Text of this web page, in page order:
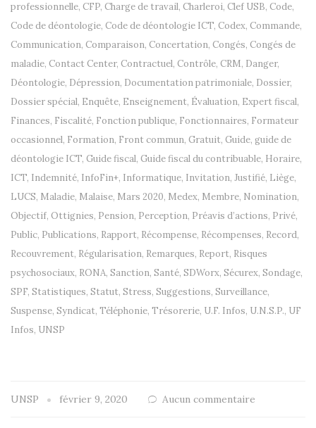
professionnelle, CFP, Charge de travail, Charleroi, Clef USB, Code,
Code de déontologie, Code de déontologie ICT, Codex, Commande,
Communication, Comparaison, Concertation, Congés, Congés de
maladie, Contact Center, Contractuel, Contrôle, CRM, Danger,
Déontologie, Dépression, Documentation patrimoniale, Dossier,
Dossier spécial, Enquête, Enseignement, Évaluation, Expert fiscal,
Finances, Fiscalité, Fonction publique, Fonctionnaires, Formateur
occasionnel, Formation, Front commun, Gratuit, Guide, guide de
déontologie ICT, Guide fiscal, Guide fiscal du contribuable, Horaire,
ICT, Indemnité, InfoFin+, Informatique, Invitation, Justifié, Liège,
LUCS, Maladie, Malaise, Mars 2020, Medex, Membre, Nomination,
Objectif, Ottignies, Pension, Perception, Préavis d’actions, Privé,
Public, Publications, Rapport, Récompense, Récompenses, Record,
Recouvrement, Régularisation, Remarques, Report, Risques
psychosociaux, RONA, Sanction, Santé, SDWorx, Sécurex, Sondage,
SPF, Statistiques, Statut, Stress, Suggestions, Surveillance,
Suspense, Syndicat, Téléphonie, Trésorerie, U.F. Infos, U.N.S.P., UF
Infos, UNSP
UNSP février 9, 2020 Aucun commentaire